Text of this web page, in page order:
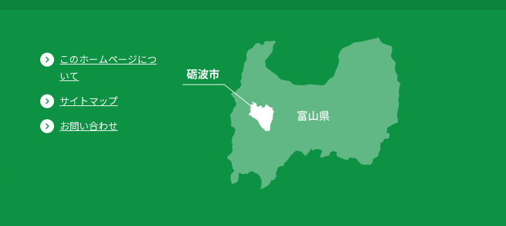
このホームページにつ
いて
サイトマップ
お問い合わせ